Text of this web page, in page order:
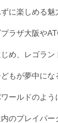
に楽しめる魅
ラザ大阪や
め、レゴラン
もが夢中にな
ールドのよう
のプレイパー